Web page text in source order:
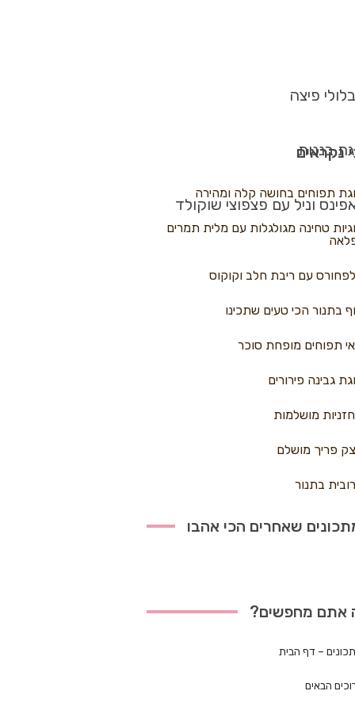
פיצה
בננות
וניל עם פצפוצי שוקולד
נקראים
תפוחים בחושה קלה ומהירה
טחינה מגולגלות עם מלית תמרים
עם ריבת חלב וקוקוס
בתנור הכי טעים שתכינו
תפוחים מופחת סוכר
גבינה פירורים
מושלמות
פריך מושלם
בתנור
שאחרים הכי אהבו
אתם מחפשים?
– דף הבית
הבאים